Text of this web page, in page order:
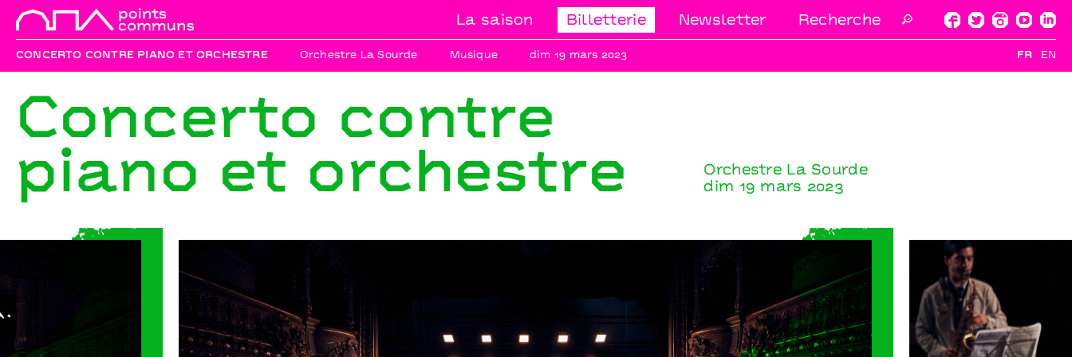
La saison Billetterie Newsletter 🔎
CONCERTO CONTRE PIANO ET ORCHESTRE Orchestre La Sourde Musique dim 19 mars 2023 FR EN
Concerto contre
piano et orchestre
Orchestre La Sourde
dim 19 mars 2023